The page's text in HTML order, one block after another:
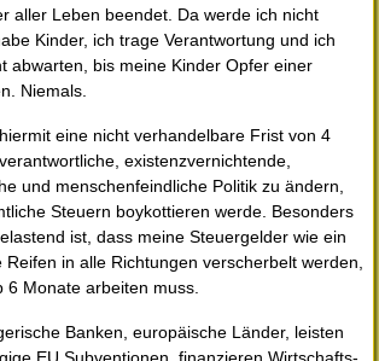
aller Leben beendet. Da werde ich nicht
Kinder, ich trage Verantwortung und ich
abwarten, bis meine Kinder Opfer einer
Niemals.
eine nicht verhandelbare Frist von 4
existenzvernichtende,
und menschenfeindliche Politik zu ändern,
Steuern boykottieren werde. Besonders
ist, dass meine Steuergelder wie ein
in alle Richtungen verscherbelt werden,
6 Monate arbeiten muss.
Banken, europäische Länder, leisten